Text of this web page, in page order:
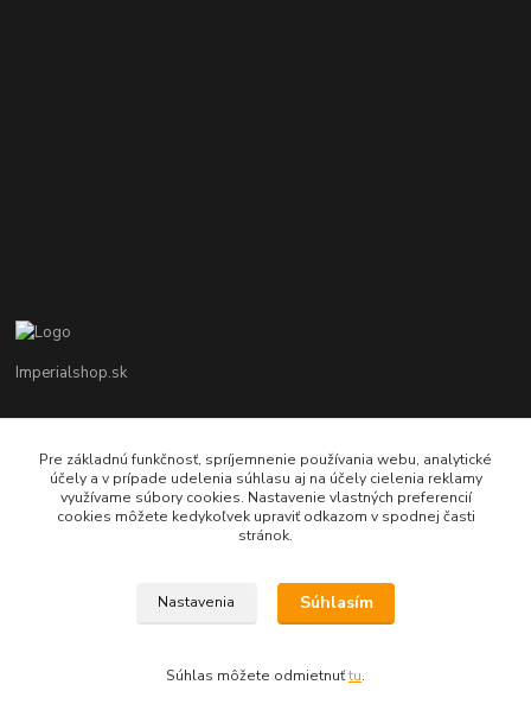
Imperialshop.sk
Pon-Pia 7 - 17 ; Sobota 8 - 12
obchod@imperialshop.sk
imperialshop.sk
Pre základnú funkčnosť, spríjemnenie používania webu, analytické
účely a v prípade udelenia súhlasu aj na účely cielenia reklamy
využívame súbory cookies. Nastavenie vlastných preferencií
cookies môžete kedykoľvek upraviť odkazom v spodnej časti
stránok.
Nastavenia Súhlasím
Súhlas môžete odmietnuťtu.